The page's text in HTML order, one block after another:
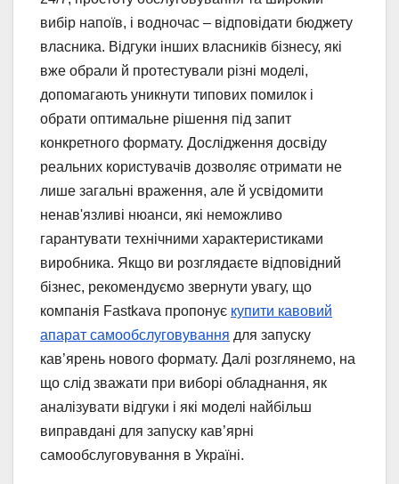
вибір напоїв, і водночас – відповідати бюджету
власника. Відгуки інших власників бізнесу, які
вже обрали й протестували різні моделі,
допомагають уникнути типових помилок і
обрати оптимальне рішення під запит
конкретного формату. Дослідження досвіду
реальних користувачів дозволяє отримати не
лише загальні враження, але й усвідомити
ненав'язливі нюанси, які неможливо
гарантувати технічними характеристиками
виробника. Якщо ви розглядаєте відповідний
бізнес, рекомендуємо звернути увагу, що
компанія Fastkava пропонує купити кавовий
апарат самообслуговування для запуску
кав’ярень нового формату. Далі розглянемо, на
що слід зважати при виборі обладнання, як
аналізувати відгуки і які моделі найбільш
виправдані для запуску кав’ярні
самообслуговування в Україні.